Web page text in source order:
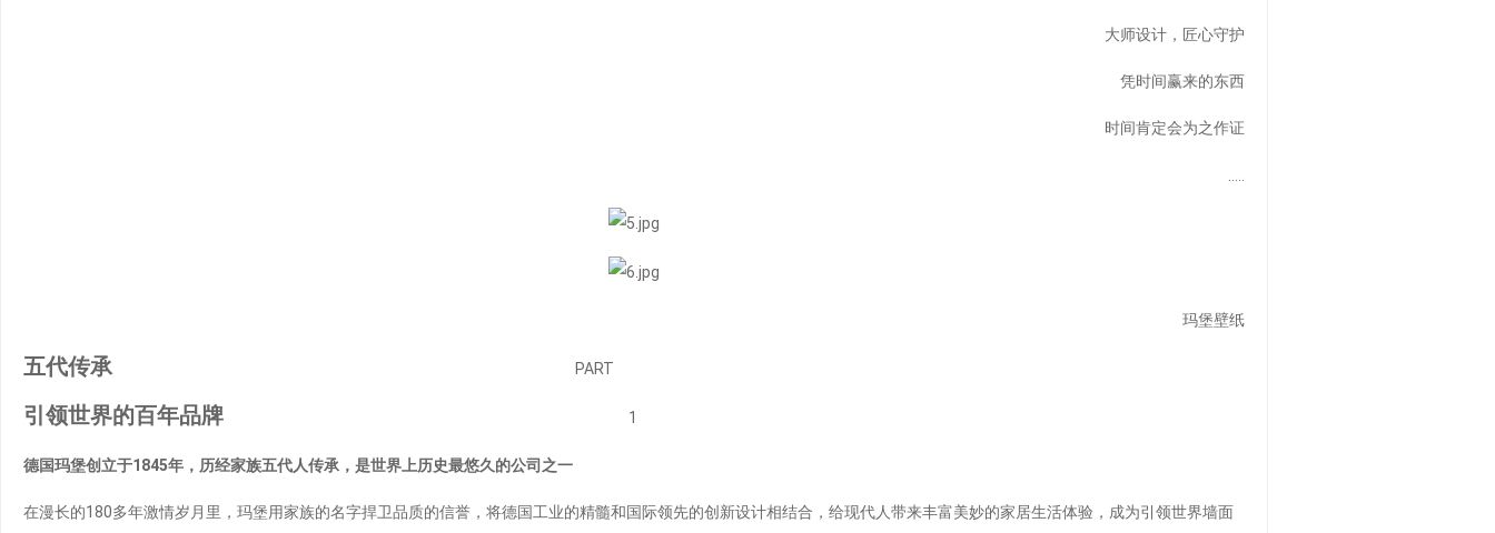
大师设计，匠心守护
凭时间赢来的东西
时间肯定会为之作证
玛堡壁纸
五代传承 PART
引领世界的百年品牌 1
德国玛堡创立于1845年，历经家族五代人传承，是世界上历史最悠久的公司之一
在漫长的180多年激情岁月里，玛堡用家族的名字捍卫品质的信誉，将德国工业的精髓和国际领先的创新设计相结合，给现代人带来丰富美妙的家居生活体验，成为引领世界墙面